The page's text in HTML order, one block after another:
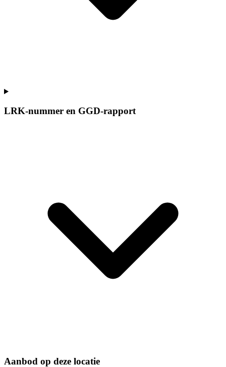
LRK-nummer en GGD-rapport
Aanbod op deze locatie